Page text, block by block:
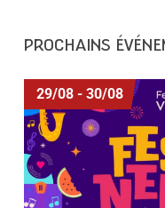
PROCHAINS
29/08 - 30/08